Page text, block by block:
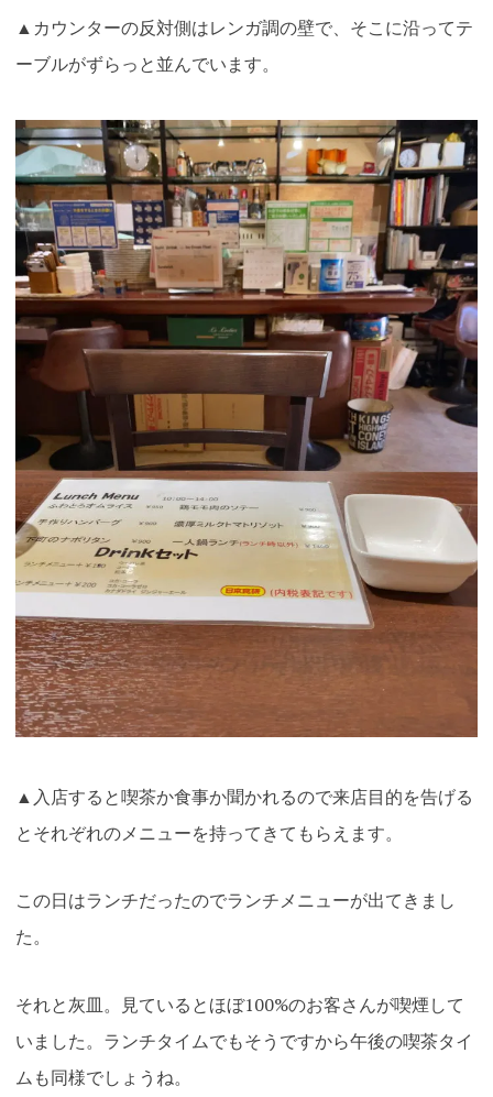
▲カウンターの反対側はレンガ調の壁で、そこに沿ってテ
ーブルがずらっと並んでいます。
▲入店すると喫茶か食事か聞かれるので来店目的を告げる
とそれぞれのメニューを持ってきてもらえます。
この日はランチだったのでランチメニューが出てきまし
た。
それと灰皿。見ているとほぼ100%のお客さんが喫煙して
いました。ランチタイムでもそうですから午後の喫茶タイ
ムも同様でしょうね。